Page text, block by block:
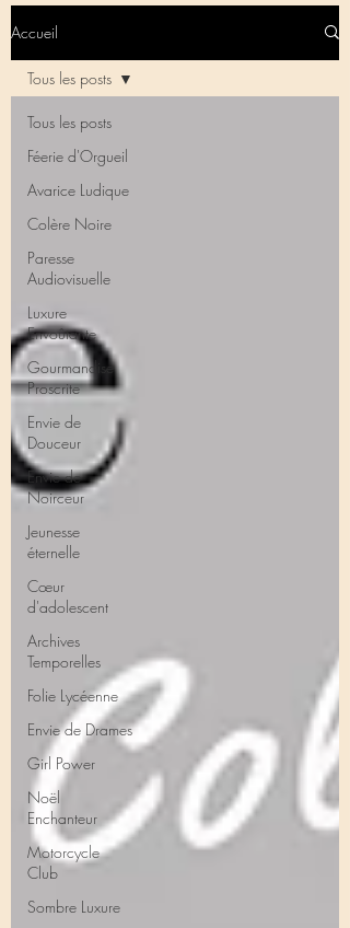
Accueil
Tous les posts
Féerie d'Orgueil
Avarice Ludique
Colère Noire
Paresse
Audiovisuelle
Luxure
Envoûtante
Gourmandise
Proscrite
Envie de
Douceur
Envie de
Noirceur
Jeunesse
éternelle
Cœur
d'adolescent
Archives
Temporelles
Folie Lycéenne
Envie de Drames
Girl Power
Noël
Enchanteur
Motorcycle
Club
Sombre Luxure
Tous les posts